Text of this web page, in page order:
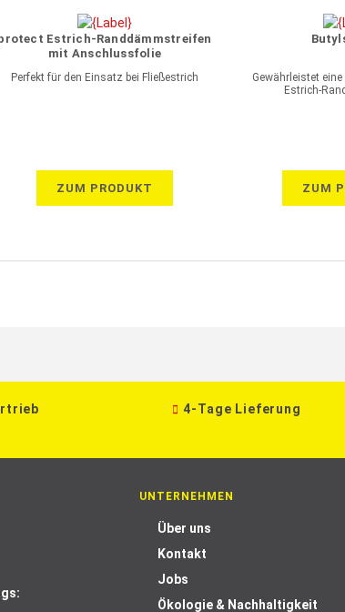
Estrich-Randdämmstreifen
mit Anschlussfolie
Perfekt für den Einsatz bei Fließestrich
ZUM PRODUKT
Gewährleistet
Estrich-
ZUM
4-Tage Lieferung
UNTERNEHMEN
Über uns
Kontakt
Jobs
Ökologie & Nachhaltigkeit